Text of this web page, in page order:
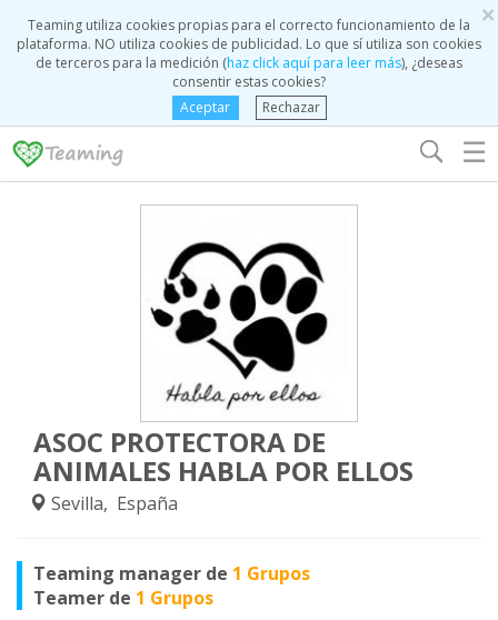
×
Teaming utiliza cookies propias para el correcto funcionamiento de la
plataforma. NO utiliza cookies de publicidad. Lo que sí utiliza son cookies
de terceros para la medición (haz click aquí para leer más), ¿deseas
consentir estas cookies?
Aceptar
Rechazar
☰
ASOC PROTECTORA DE
ANIMALES HABLA POR ELLOS
Sevilla, España
Teaming manager de 1 Grupos
Teamer de 1 Grupos